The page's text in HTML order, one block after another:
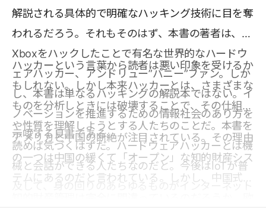
解説される具体的で明確なハッキング技術に目を奪
われるだろう。それもそのはず、本書の著者は、
Xboxをハックしたことで有名な世界的なハードウ
ェアハッカー、アンドリュー”バニー”ファン。しか
し、本書は単なるハッキングの解説本ではない。イ
ノベーションを推進するための情報社会のあり方を
示唆する良書である。
ハッカーという言葉から読者は悪い印象を受けるか
もしれない。しかし本来ハッカーとは、さまざまな
ものを分析しときには破壊することで、その仕組み
や性質を理解しようとする人たちのことだ。本書を
読めば気づくはずだ。ハードウェアハッカーとは機
械と会話ができる人たちなのだと。今後はIoTが普
につながるという。ソフトウェアの世界にとどまっ
アメリカと中国の断絶が注目されている。その理由
の一つは中国の緩くて「オープン」な知的財産シス
テムにあるのだと言われている。しかし、中国式の